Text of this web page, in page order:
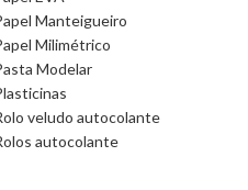
Manteigueiro
Milimétrico
Modelar
veludo autocolante
autocolante